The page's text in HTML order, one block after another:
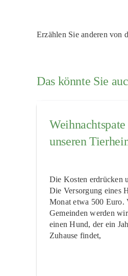
Erzählen Sie anderen von
Das könnte Sie
unseren
Die Kosten erdrücken
Die Versorgung eines
Monat etwa 500 Euro.
Gemeinden werden
einen Hund, der ein
Zuhause findet,